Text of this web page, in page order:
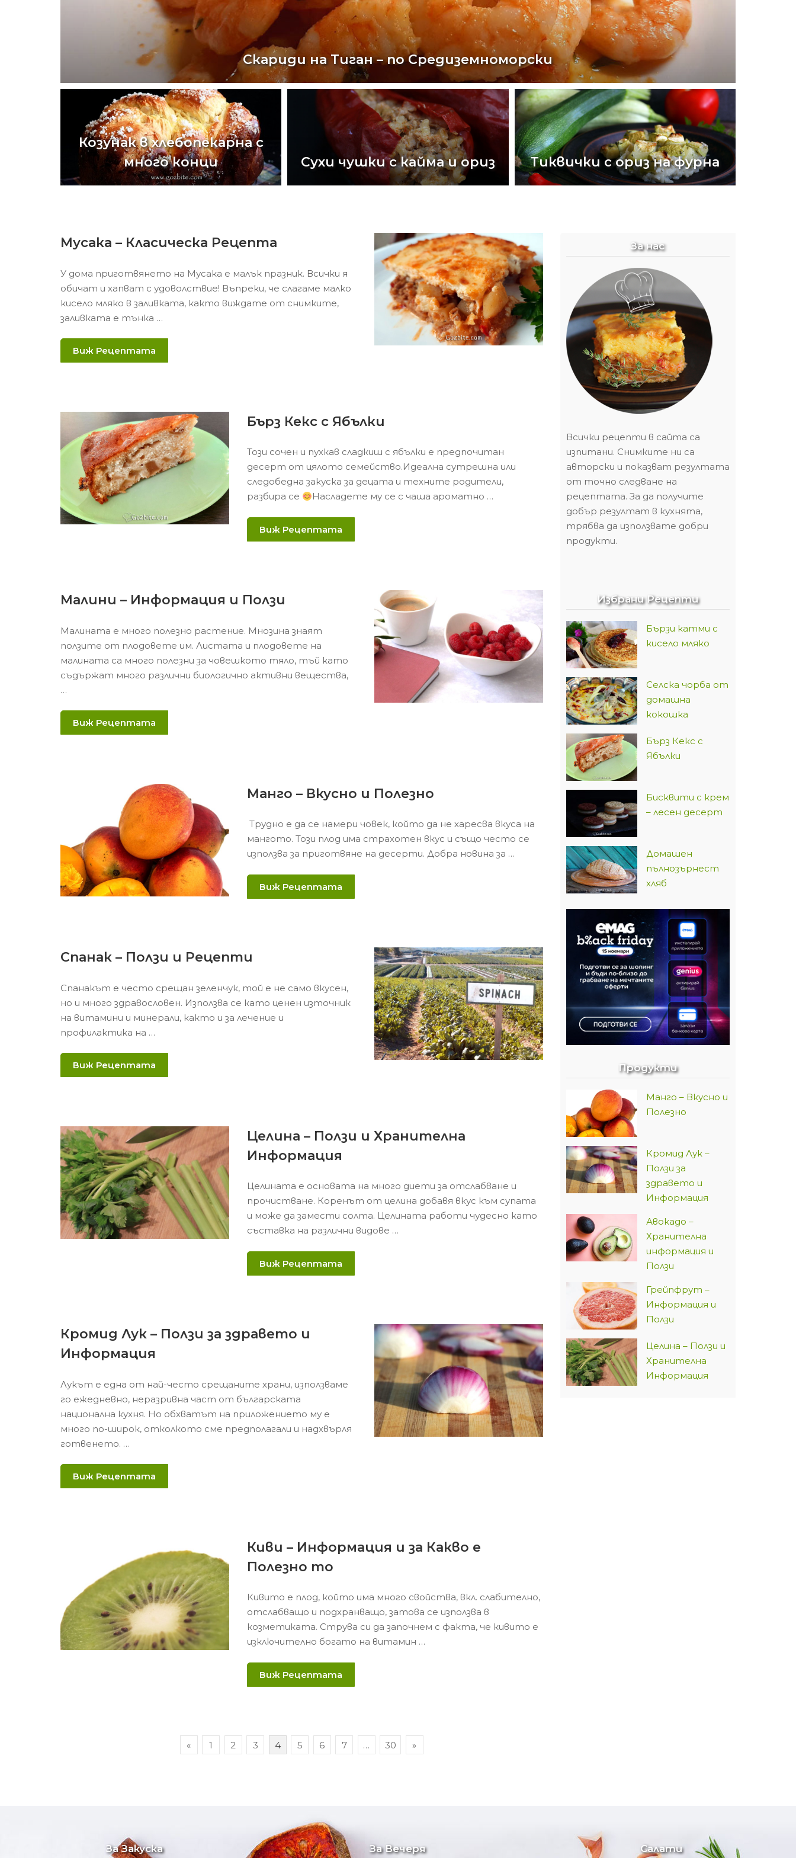
Скариди на Тиган – по Средиземноморски
Козунак в хлебопекарна с
много конци
Сухи чушки с кайма и ориз Тиквички с ориз на фурна
Мусака – Класическа Рецепта
У дома приготвянето на Мусака е малък празник. Всички я
обичат и хапват с удоволствие! Въпреки, че слагаме малко
кисело мляко в заливката, както виждате от снимките,
заливката е тънка …
Виж Рецептата
Бърз Кекс с Ябълки
Този сочен и пухкав сладкиш с ябълки е предпочитан
десерт от цялото семейство.Идеална сутрешна или
следобедна закуска за децата и техните родители,
разбира се
Насладете му се с чаша ароматно …
Виж Рецептата
Малини – Информация и Ползи
Малината е много полезно растение. Мнозина знаят
ползите от плодовете им. Листата и плодовете на
малината са много полезни за човешкото тяло, тъй като
съдържат много различни биологично активни вещества,
…
Виж Рецептата
Манго – Вкусно и Полезно
Трудно е да се намери човек, който да не харесва вкуса на
мангото. Този плод има страхотен вкус и също често се
използва за приготвяне на десерти. Добра новина за …
Виж Рецептата
Спанак – Ползи и Рецепти
Спанакът е често срещан зеленчук, той е не само вкусен,
но и много здравословен. Използва се като ценен източник
на витамини и минерали, както и за лечение и
профилактика на …
Виж Рецептата
Целина – Ползи и Хранителна
Информация
Целината е основата на много диети за отслабване и
прочистване. Коренът от целина добавя вкус към супата
и може да замести солта. Целината работи чудесно като
съставка на различни видове …
Виж Рецептата
Кромид Лук – Ползи за здравето и
Информация
Лукът е една от най-често срещаните храни, използваме
го ежедневно, неразривна част от българската
национална кухня. Но обхватът на приложението му е
много по-широк, отколкото сме предполагали и надхвърля
готвенето. …
Виж Рецептата
Киви – Информация и за Какво е
Полезно то
Кивито е плод, който има много свойства, вкл. слабително,
отслабващо и подхранващо, затова се използва в
козметиката. Струва си да започнем с факта, че кивито е
изключително богато на витамин …
Виж Рецептата
« 1 2 3 4 5 6 7 … 30 »
За нас
Всички рецепти в сайта са
изпитани. Снимките ни са
авторски и показват резултата
от точно следване на
рецептата. За да получите
добър резултат в кухнята,
трябва да използвате добри
продукти.
Избрани Рецепти
Бързи катми с
кисело мляко
Селска чорба от
домашна
кокошка
Бърз Кекс с
Ябълки
Бисквити с крем
– лесен десерт
Домашен
пълнозърнест
хляб
Продукти
Манго – Вкусно и
Полезно
Кромид Лук –
Ползи за
здравето и
Информация
Авокадо –
Хранителна
информация и
Ползи
Грейпфрут –
Информация и
Ползи
Целина – Ползи и
Хранителна
Информация
За Закуска За Вечеря Салати